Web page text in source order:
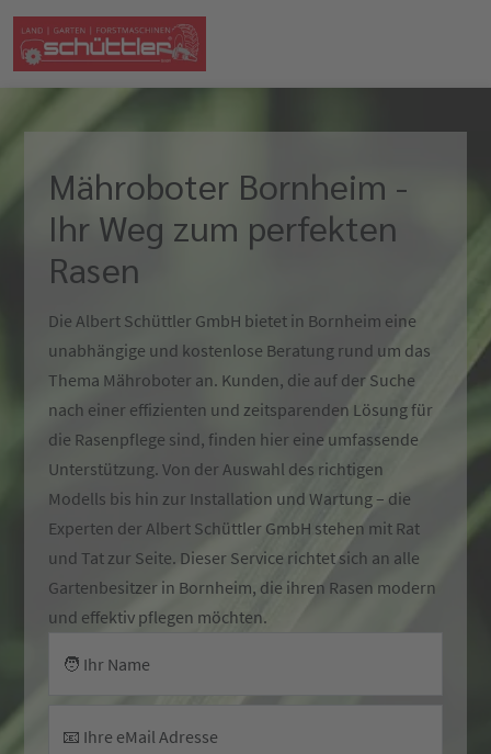
Mähroboter Bornheim -
Ihr Weg zum perfekten
Rasen
Die Albert Schüttler GmbH bietet in Bornheim eine
unabhängige und kostenlose Beratung rund um das
Thema Mähroboter an. Kunden, die auf der Suche
nach einer effizienten und zeitsparenden Lösung für
die Rasenpflege sind, finden hier eine umfassende
Unterstützung. Von der Auswahl des richtigen
Modells bis hin zur Installation und Wartung – die
Experten der Albert Schüttler GmbH stehen mit Rat
und Tat zur Seite. Dieser Service richtet sich an alle
Gartenbesitzer in Bornheim, die ihren Rasen modern
und effektiv pflegen möchten.
🧑 Ihr Name
📧 Ihre eMail Adresse